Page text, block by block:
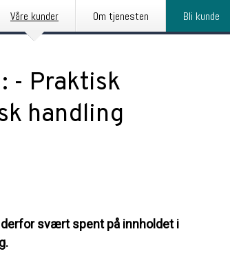
Våre kunder Om tjenesten Bli kunde
- Praktisk
handling
svært spent på innholdet i